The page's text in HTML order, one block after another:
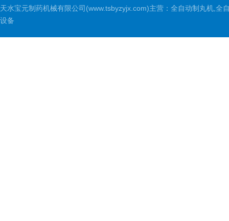
天水宝元制药机械有限公司(www.tsbyzyjx.com)主营：全自动制丸机,
设备